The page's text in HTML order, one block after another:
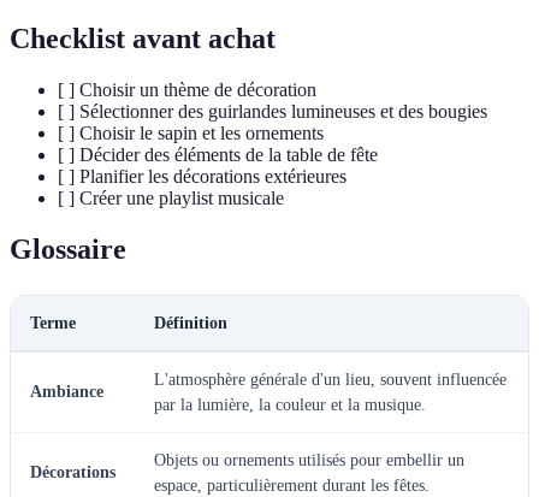
Checklist avant achat
[ ] Choisir un thème de décoration
[ ] Sélectionner des guirlandes lumineuses et des bougies
[ ] Choisir le sapin et les ornements
[ ] Décider des éléments de la table de fête
[ ] Planifier les décorations extérieures
[ ] Créer une playlist musicale
Glossaire
Terme Définition
Ambiance
L'atmosphère générale d'un lieu, souvent influencée
par la lumière, la couleur et la musique.
Décorations
Objets ou ornements utilisés pour embellir un
espace, particulièrement durant les fêtes.